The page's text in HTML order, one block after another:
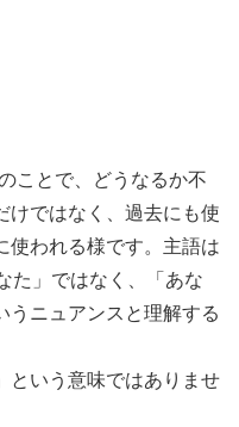
ことで、どうなるか不
けではなく、過去にも使
使われる様です。主語は
た」ではなく、「あな
うニュアンスと理解する
という意味ではありませ